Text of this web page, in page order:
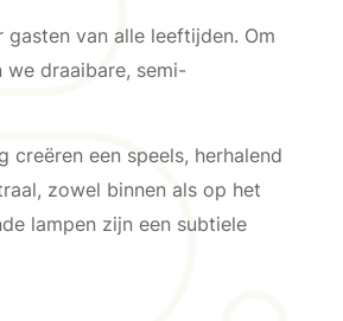
van alle leeftijden. Om
draaibare, semi-
een speels, herhalend
zowel binnen als op het
lampen zijn een subtiele